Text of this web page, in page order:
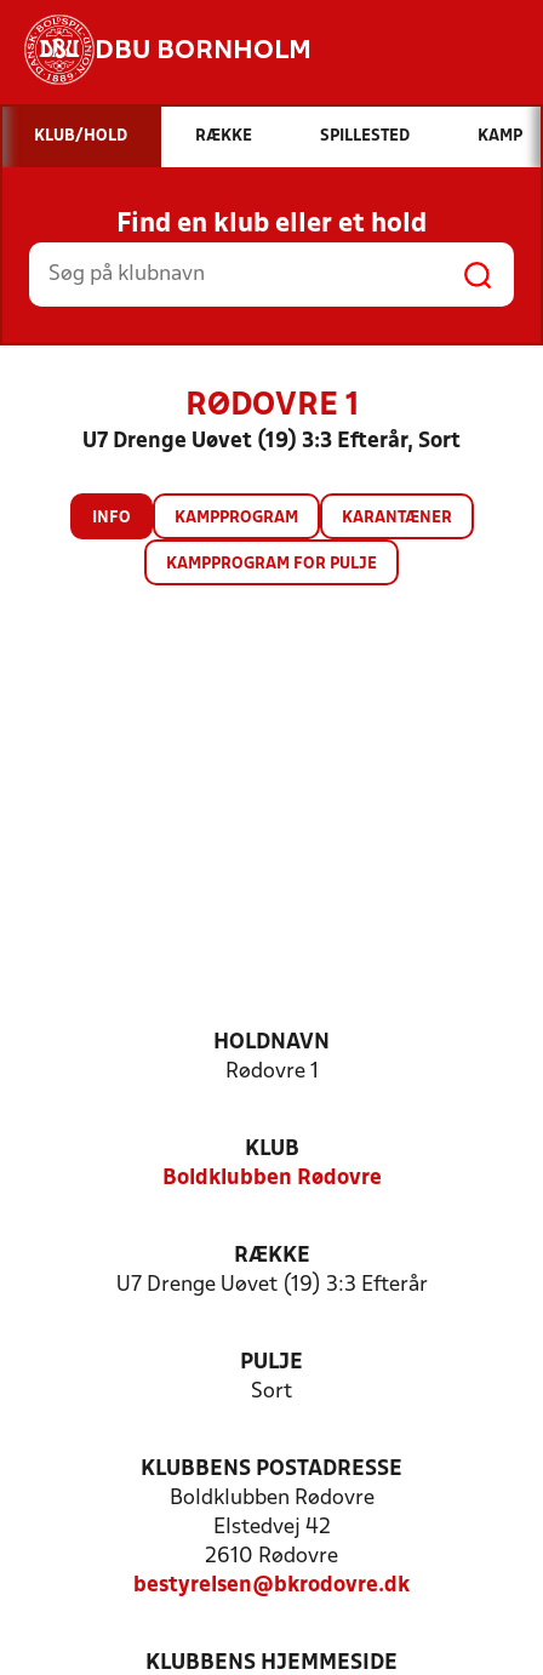
DBU BORNHOLM
Hvad vil du søge efter?
INDHOLD OG NYHEDER
STILLINGER, RESULTATER, KLUBBER OG
HOLD
KLUB/HOLD RÆKKE SPILLESTED KAMP
Find en klub eller et hold
RØDOVRE 1
U7 Drenge Uøvet (19) 3:3 Efterår, Sort
INFO KAMPPROGRAM KARANTÆNER
KAMPPROGRAM FOR PULJE
HOLDNAVN
Rødovre 1
KLUB
Boldklubben Rødovre
RÆKKE
U7 Drenge Uøvet (19) 3:3 Efterår
PULJE
Sort
KLUBBENS POSTADRESSE
Boldklubben Rødovre
Elstedvej 42
2610 Rødovre
bestyrelsen@bkrodovre.dk
KLUBBENS HJEMMESIDE